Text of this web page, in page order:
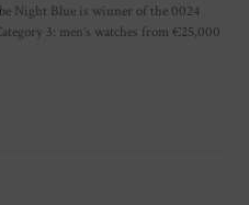
Night Blue is winner of the 0024
3: men’s watches from €25,000